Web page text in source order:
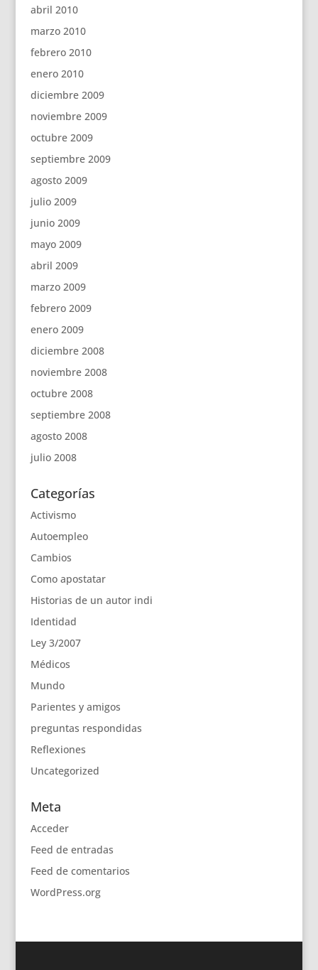
abril 2010
marzo 2010
febrero 2010
enero 2010
diciembre 2009
noviembre 2009
octubre 2009
septiembre 2009
agosto 2009
julio 2009
junio 2009
mayo 2009
abril 2009
marzo 2009
febrero 2009
enero 2009
diciembre 2008
noviembre 2008
octubre 2008
septiembre 2008
agosto 2008
julio 2008
Categorías
Activismo
Autoempleo
Cambios
Como apostatar
Historias de un autor indi
Identidad
Ley 3/2007
Médicos
Mundo
Parientes y amigos
preguntas respondidas
Reflexiones
Uncategorized
Meta
Acceder
Feed de entradas
Feed de comentarios
WordPress.org